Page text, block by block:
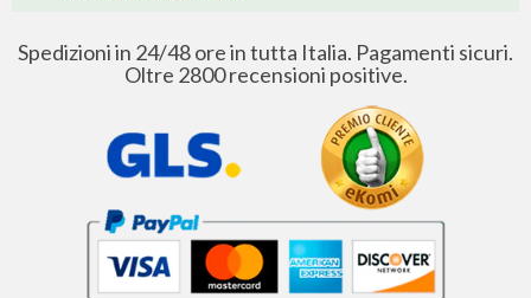
Spedizioni in 24/48 ore in tutta Italia. Pagamenti sicuri.
Oltre 2800 recensioni positive.